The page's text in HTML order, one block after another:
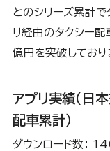
とのシリーズ累計
リ経由のタクシー
億円を突破しており
アプリ実績（日
配車累計）
ダウンロード数：